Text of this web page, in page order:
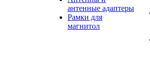
антенные адаптеры
Рамки для
магнитол